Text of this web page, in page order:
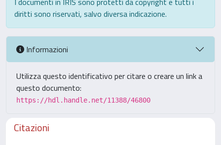
diritti sono riservati, salvo diversa indicazione.
Informazioni
Utilizza questo identificativo per citare o creare un link a
questo documento:
https://hdl.handle.net/11388/46800
Citazioni